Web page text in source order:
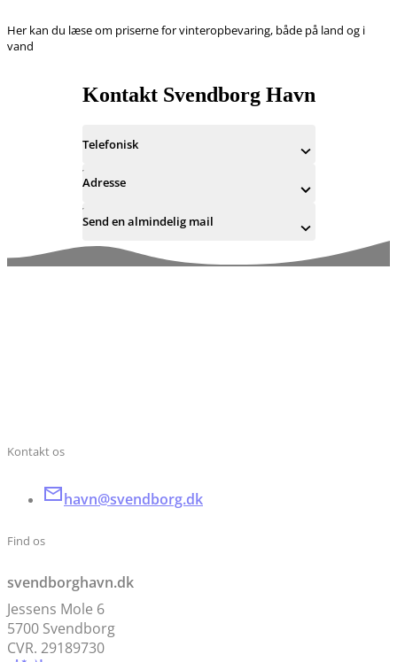
Her kan du læse om priserne for vinteropbevaring, både på land og i
vand
Kontakt Svendborg Havn
Telefonisk
Adresse
Send en almindelig mail
Kontakt os
havn@svendborg.dk
Find os
svendborghavn.dk
Jessens Mole 6
5700 Svendborg
CVR. 29189730